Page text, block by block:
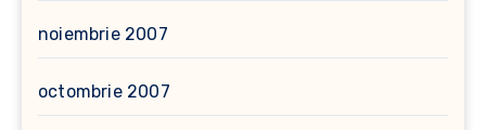
noiembrie 2007
octombrie 2007